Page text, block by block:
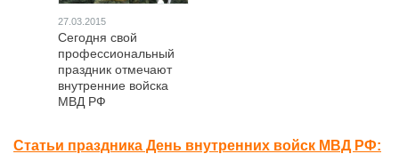
27.03.2015
Сегодня свой
профессиональный
праздник отмечают
внутренние войска
МВД РФ
Статьи праздника День внутренних войск МВД РФ: